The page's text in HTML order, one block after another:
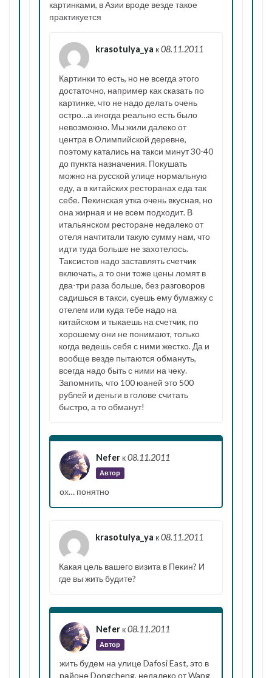
картинками, в Азии вроде везде такое
практикуется
krasotulya_ya к08.11.2011
Картинки то есть, но не всегда этого
достаточно, например как сказать по
картинке, что не надо делать очень
остро…а иногда реально есть было
невозможно. Мы жили далеко от
центра в Олимпийской деревне,
поэтому катались на такси минут 30-40
до пункта назначения. Покушать
можно на русской улице нормальную
еду, а в китайских ресторанах еда так
себе. Пекинская утка очень вкусная, но
она жирная и не всем подходит. В
итальянском ресторане недалеко от
отеля начтитали такую сумму нам, что
идти туда больше не захотелось.
Таксистов надо заставлять счетчик
включать, а то они тоже цены ломят в
два-три раза больше, без разговоров
садишься в такси, суешь ему бумажку с
отелем или куда тебе надо на
китайском и тыкаешь на счетчик, по
хорошему они не понимают, только
когда ведешь себя с ними жестко. Да и
вообще везде пытаются обмануть,
всегда надо быть с ними на чеку.
Запомнить, что 100 юаней это 500
рублей и деньги в голове считать
быстро, а то обманут!
Nefer к08.11.2011
Автор
ох… понятно
krasotulya_ya к08.11.2011
Какая цель вашего визита в Пекин? И
где вы жить будите?
Nefer к08.11.2011
Автор
жить будем на улице Dafosi East, это в
районе Dongcheng, недалеко от Wang